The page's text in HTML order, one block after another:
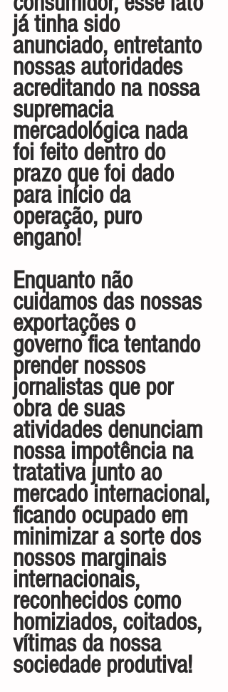
já tinha sido
anunciado, entretanto
nossas autoridades
acreditando na nossa
supremacia
mercadológica nada
foi feito dentro do
prazo que foi dado
para início da
operação, puro
engano!
Enquanto não
cuidamos das nossas
exportações o
governo fica tentando
prender nossos
jornalistas que por
obra de suas
atividades denunciam
nossa impotência na
tratativa junto ao
mercado internacional,
ficando ocupado em
minimizar a sorte dos
nossos marginais
internacionais,
reconhecidos como
homiziados, coitados,
vítimas da nossa
sociedade produtiva!